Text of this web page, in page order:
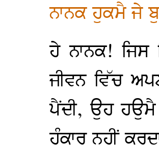
ਨਾਨਕ ਹੁਕਮੈ ਜੇ
ਹੇ ਨਾਨਕ!
ਜੀਵਨ ਵਿੱਚ
ਪੈਂਦੀ, ਉਹ ਹਉਮੈ
ਹੰਕਾਰ ਨਹੀਂ